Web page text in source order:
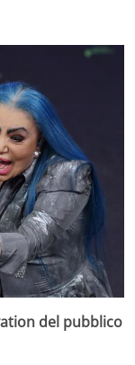
del pubblico